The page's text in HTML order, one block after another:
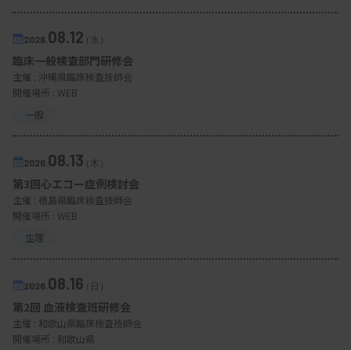
が、形態学的判定にバイアスがかからないように注
意する。
引用文献
1）日本検査血液学会 形態標準化小委員会：破砕赤血球形
態標準化案 第1.1版．2025
2）Zini G, et al : 2021 update of the 2012 ICSH
and quantitation ofschistocytes: Impact and revisions．
Int J Lab Hematol, 43 : 1264–1271, 2021
2026. 08.12（水）
臨床一般検査部門研修会
主催 : 沖縄県臨床検査技師会
開催場所 : WEB
一般
2026. 08.13（木）
第3回心エコー症例検討会
主催 : 徳島県臨床検査技師会
開催場所 : WEB
生理
2026. 08.16（日）
第2回 血液検査班研修会
主催 : 和歌山県臨床検査技師会
開催場所 : 和歌山県